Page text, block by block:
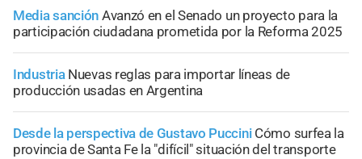
Media sanción Avanzó en el Senado un proyecto para la
participación ciudadana prometida por la Reforma 2025
Industria Nuevas reglas para importar líneas de
producción usadas en Argentina
Desde la perspectiva de Gustavo Puccini Cómo surfea la
provincia de Santa Fe la "difícil" situación del transporte